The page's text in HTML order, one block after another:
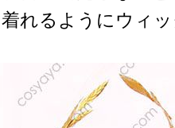
れるようにウィ